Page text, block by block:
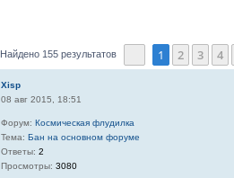
Найдено 155 результатов Страница1из16
1 2 3 4
Xisp
08 авг 2015, 18:51
Форум:Космическая флудилка
Тема:Бан на основном форуме
Ответы:2
Просмотры:3080